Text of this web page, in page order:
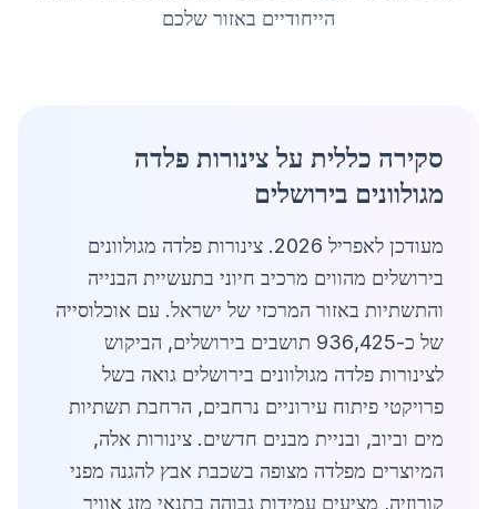
הייחודיים באזור שלכם
סקירה כללית על צינורות פלדה
מגולוונים בירושלים
מעודכן לאפריל 2026. צינורות פלדה מגולוונים
בירושלים מהווים מרכיב חיוני בתעשיית הבנייה
והתשתיות באזור המרכזי של ישראל. עם אוכלוסייה
של כ-936,425 תושבים בירושלים, הביקוש
לצינורות פלדה מגולוונים בירושלים גואה בשל
פרויקטי פיתוח עירוניים נרחבים, הרחבת תשתיות
מים וביוב, ובניית מבנים חדשים. צינורות אלה,
המיוצרים מפלדה מצופה בשכבת אבץ להגנה מפני
קורוזיה, מציעים עמידות גבוהה בתנאי מזג אוויר